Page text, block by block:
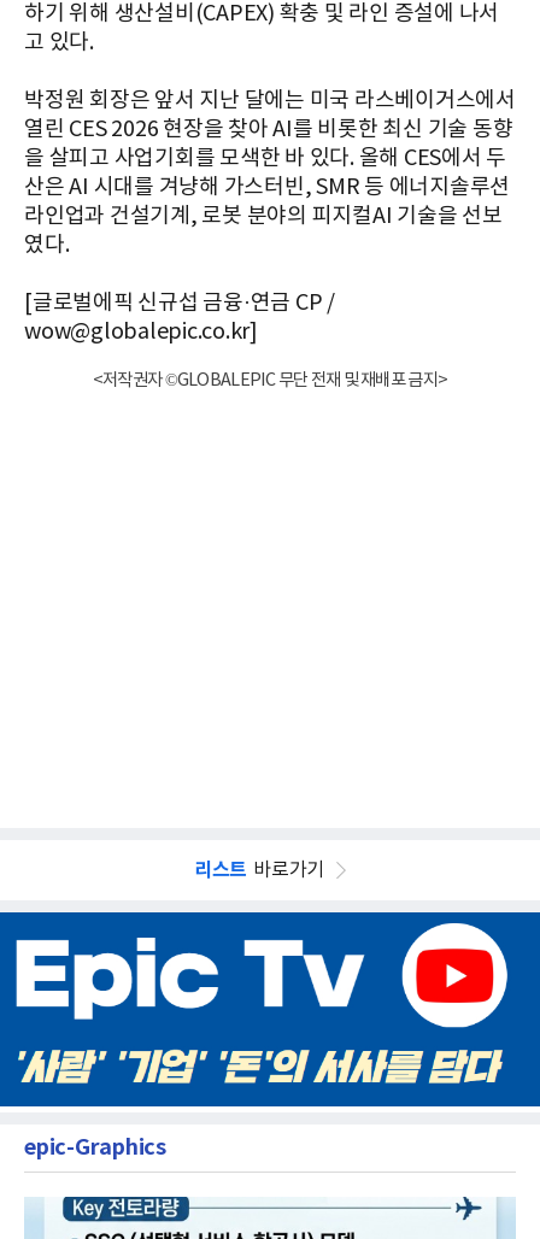
하기 위해 생산설비(CAPEX) 확충 및 라인 증설에 나서
고 있다.
박정원 회장은 앞서 지난 달에는 미국 라스베이거스에서
열린 CES 2026 현장을 찾아 AI를 비롯한 최신 기술 동향
을 살피고 사업기회를 모색한 바 있다. 올해 CES에서 두
산은 AI 시대를 겨냥해 가스터빈, SMR 등 에너지솔루션
라인업과 건설기계, 로봇 분야의 피지컬AI 기술을 선보
였다.
[글로벌에픽 신규섭 금융·연금 CP /
wow@globalepic.co.kr]
<저작권자 ©GLOBALEPIC 무단 전재 및 재배포 금지>
리스트 바로가기
epic-Graphics